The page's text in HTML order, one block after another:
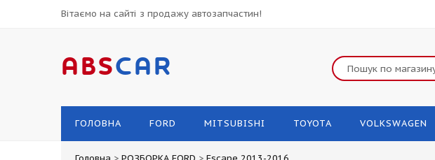
Вітаємо на сайті з продажу автозапчастин!
ABSCAR
ГОЛОВНА FORD MITSUBISHI TOYOTA VOLKSWAGEN